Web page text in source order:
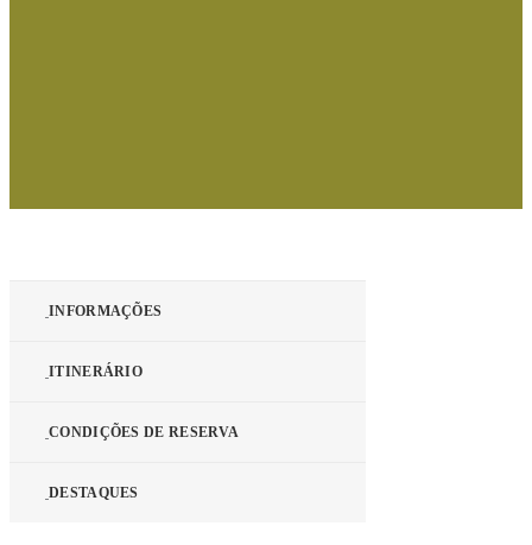
INFORMAÇÕES
ITINERÁRIO
CONDIÇÕES DE RESERVA
DESTAQUES